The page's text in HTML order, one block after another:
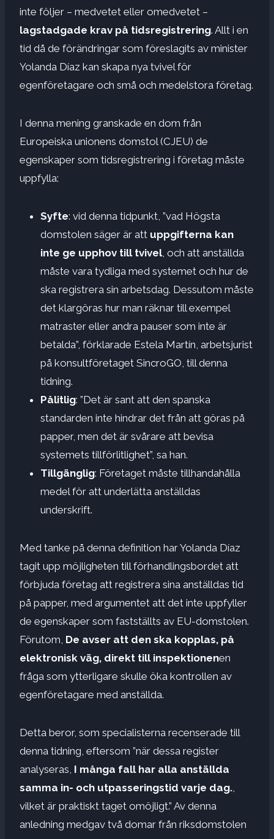
inte följer – medvetet eller omedvetet –
lagstadgade krav på tidsregistrering. Allt i en
tid då de förändringar som föreslagits av minister
Yolanda Díaz kan skapa nya tvivel för
egenföretagare och små och medelstora företag.
I denna mening granskade en dom från
Europeiska unionens domstol (CJEU) de
egenskaper som tidsregistrering i företag måste
uppfylla:
Syfte: vid denna tidpunkt, ”vad Högsta
domstolen säger är att uppgifterna kan
inte ge upphov till tvivel, och att anställda
måste vara tydliga med systemet och hur de
ska registrera sin arbetsdag. Dessutom måste
det klargöras hur man räknar till exempel
matraster eller andra pauser som inte är
betalda”, förklarade Estela Martín, arbetsjurist
på konsultföretaget SincroGO, till denna
tidning.
Pålitlig: ”Det är sant att den spanska
standarden inte hindrar det från att göras på
papper, men det är svårare att bevisa
systemets tillförlitlighet”, sa han.
Tillgänglig: Företaget måste tillhandahålla
medel för att underlätta anställdas
underskrift.
Med tanke på denna definition har Yolanda Díaz
tagit upp möjligheten till förhandlingsbordet att
förbjuda företag att registrera sina anställdas tid
på papper, med argumentet att det inte uppfyller
de egenskaper som fastställts av EU-domstolen.
Förutom, De avser att den ska kopplas, på
elektronisk väg, direkt till inspektionenen
fråga som ytterligare skulle öka kontrollen av
egenföretagare med anställda.
Detta beror, som specialisterna recenserade till
denna tidning, eftersom ”när dessa register
analyseras, I många fall har alla anställda
samma in- och utpasseringstid varje dag.
vilket är praktiskt taget omöjligt.” Av denna
anledning medgav två domar från riksdomstolen